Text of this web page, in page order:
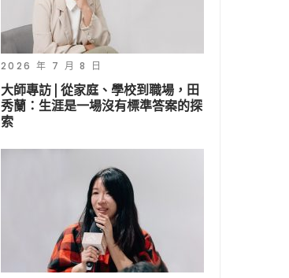
2026 年 7 月 8 日
大師專訪 | 從家庭、學校到職場，田
秀蘭：生涯是一場沒有標準答案的探
索